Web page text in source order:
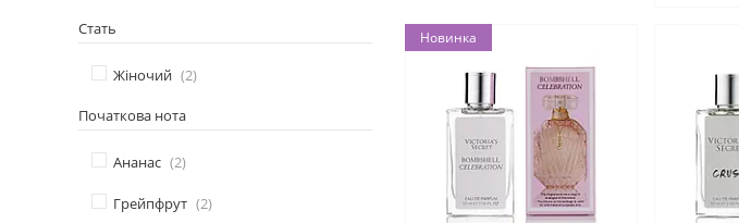
Новинка
Стать
Жіночий 2
Початкова нота
Ананас 2
Грейпфрут 2